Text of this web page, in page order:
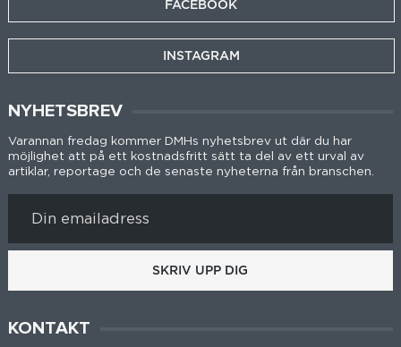
FACEBOOK
INSTAGRAM
NYHETSBREV
Varannan fredag kommer DMHs nyhetsbrev ut där du har
möjlighet att på ett kostnadsfritt sätt ta del av ett urval av
artiklar, reportage och de senaste nyheterna från branschen.
SKRIV UPP DIG
KONTAKT